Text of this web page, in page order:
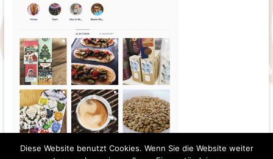
Diese Website benutzt Cookies. Wenn Sie die Website weiter